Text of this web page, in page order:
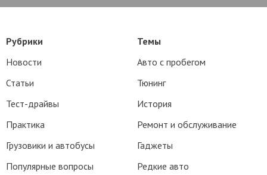
Рубрики
Новости
Статьи
Тест-драйвы
Практика
Грузовики и автобусы
Популярные вопросы
Темы
Авто с пробегом
Тюнинг
История
Ремонт и обслуживание
Гаджеты
Редкие авто